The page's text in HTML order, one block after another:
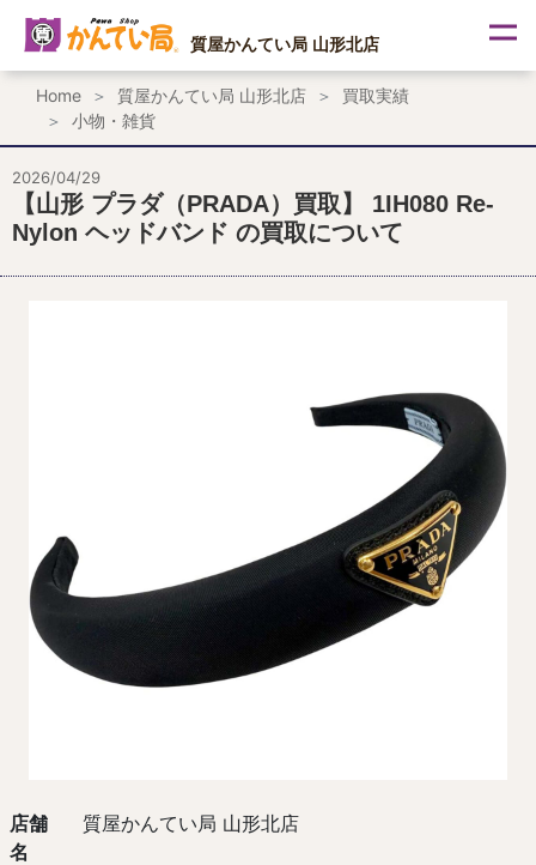
ス
プ
質屋かんてい局 山形北店
Home 質屋かんてい局 山形北店
買取実績
小物・雑貨
2026/04/29
【山形 プラダ（PRADA）買取】 1IH080 Re-
Nylon ヘッドバンド の買取について
店舗
名
質屋かんてい局 山形北店